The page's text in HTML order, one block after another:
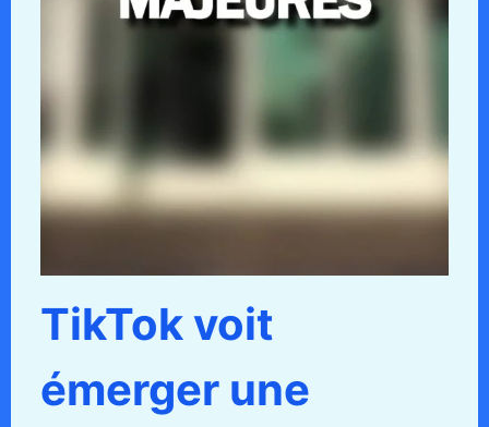
TikTok voit
émerger une